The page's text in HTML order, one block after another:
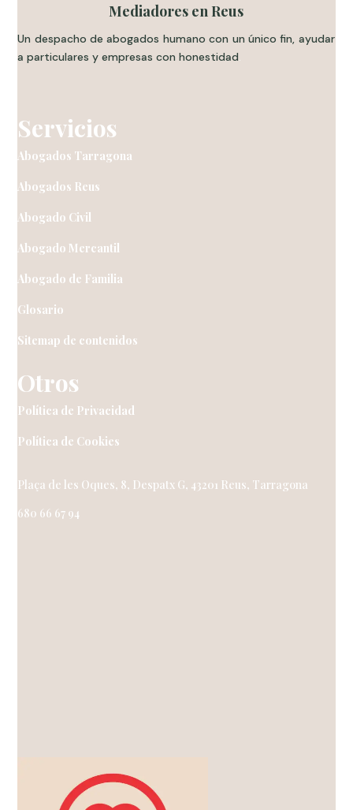
Mediadores en Reus
Un despacho de abogados humano con un único fin, ayudar
a particulares y empresas con honestidad
Servicios
Abogados Tarragona
Abogados Reus
Abogado Civil
Abogado Mercantil
Abogado de Familia
Glosario
Sitemap de contenidos
Otros
Política de Privacidad
Política de Cookies
Plaça de les Oques, 8, Despatx G, 43201 Reus, Tarragona
680 66 67 94